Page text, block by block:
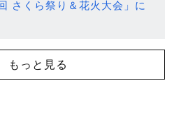
さくら祭り＆花火大会」に
もっと見る